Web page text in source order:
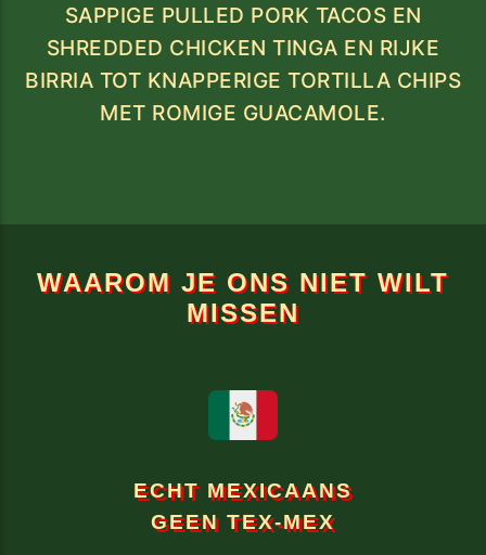
SAPPIGE PULLED PORK TACOS EN
SHREDDED CHICKEN TINGA EN RIJKE
BIRRIA TOT KNAPPERIGE TORTILLA CHIPS
MET ROMIGE GUACAMOLE.
WAAROM JE ONS NIET WILT
MISSEN
ECHT MEXICAANS
GEEN TEX-MEX